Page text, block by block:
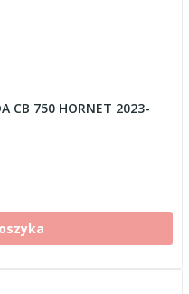
CB 750 HORNET 2023-